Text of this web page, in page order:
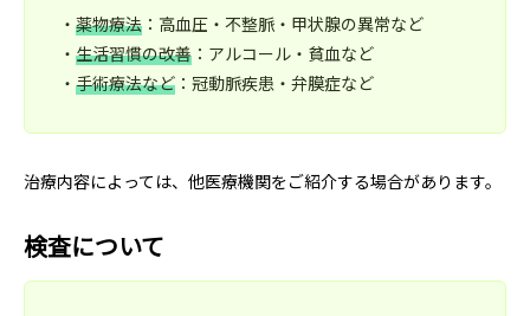
・ 薬物療法：高血圧・不整脈・甲状腺の異常など
・ 生活習慣の改善：アルコール・貧血など
・ 手術療法など：冠動脈疾患・弁膜症など
治療内容によっては、他医療機関をご紹介する場合があります。
検査について